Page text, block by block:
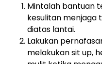
Mintalah bantuan
kesulitan
diatas lantai.
Lakukan
melakukan sit up,